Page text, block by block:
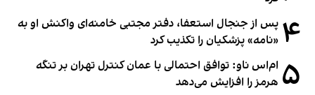
۴ پس از جنجال استعفا، دفتر مجتبی خامنه‌ای واکنش او به
«نامه» پزشکیان را تکذیب کرد
۵ ام‌اس ناو: توافق احتمالی با عمان کنترل تهران بر تنگه
هرمز را افزایش می‌دهد